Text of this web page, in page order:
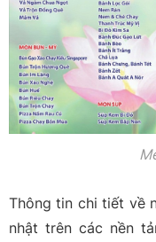
Thông tin chi tiết về
nhật trên các nền